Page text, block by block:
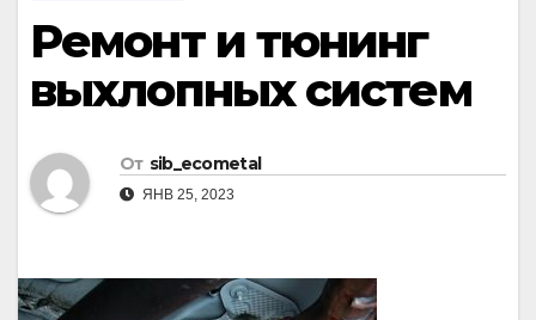
Ремонт и тюнинг
выхлопных систем
От sib_ecometal
ЯНВ 25, 2023